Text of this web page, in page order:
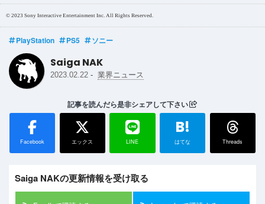
© 2023 Sony Interactive Entertainment Inc. All Rights Reserved.
PlayStation PS5 ソニー
Saiga NAK
2023.02.22 - 業界ニュース
記事を読んだら是非シェアして下さい
Facebook エックス LINE
B!
はてな Threads
Saiga NAKの更新情報を受け取る